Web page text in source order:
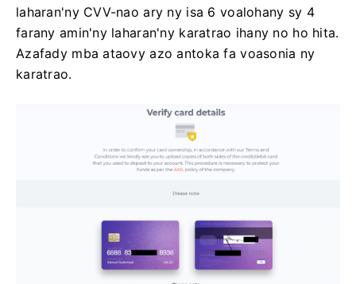
laharan'ny CVV-nao ary ny isa 6 voalohany sy 4
farany amin'ny laharan'ny karatrao ihany no ho hita.
Azafady mba ataovy azo antoka fa voasonia ny
karatrao.